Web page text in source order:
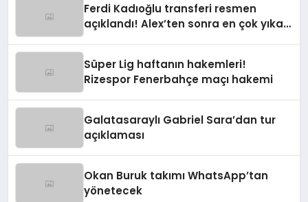
Ferdi Kadıoğlu transferi resmen
açıklandı! Alex’ten sonra en çok yıkan
Süper Lig haftanın hakemleri!
Rizespor Fenerbahçe maçı hakemi
Galatasaraylı Gabriel Sara’dan tur
açıklaması
Okan Buruk takımı WhatsApp’tan
yönetecek